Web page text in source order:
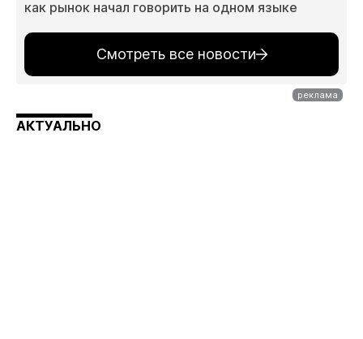
как рынок начал говорить на одном языке
Смотреть все новости
АКТУАЛЬНО